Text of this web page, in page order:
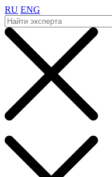
RU ENG